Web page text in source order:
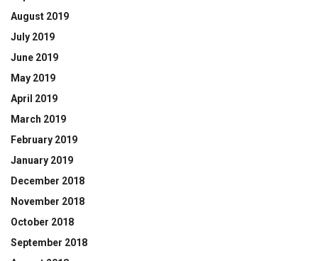
August 2019
July 2019
June 2019
May 2019
April 2019
March 2019
February 2019
January 2019
December 2018
November 2018
October 2018
September 2018